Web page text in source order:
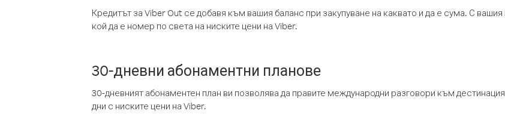
Кредитът за Viber Out се добавя към вашия баланс при закупуване на каквато и да е сума. С
кой да е номер по света на ниските цени на Viber.
30-дневни абонаментни планове
30-дневният абонаментен план ви позволява да правите международни разговори към
дни с ниските цени на Viber.